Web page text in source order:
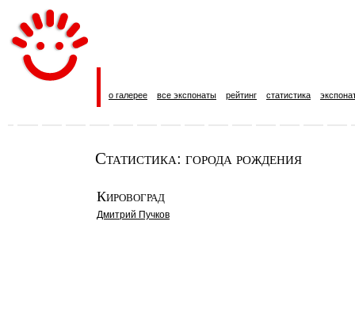
о галерее все экспонаты рейтинг статистика
Статистика: города рождения
Кировоград
Дмитрий Пучков